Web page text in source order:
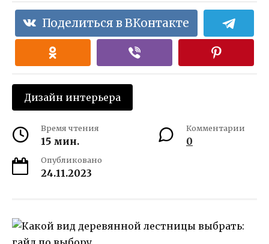
Поделиться в ВКонтакте
Дизайн интерьера
Время чтения
15 мин.
Комментарии
0
Опубликовано
24.11.2023